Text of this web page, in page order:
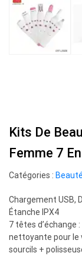
Kits De
Femme 7
Catégories :
Chargement USB,
Étanche IPX4
7 têtes d’échange
nettoyante pour le
sourcils +